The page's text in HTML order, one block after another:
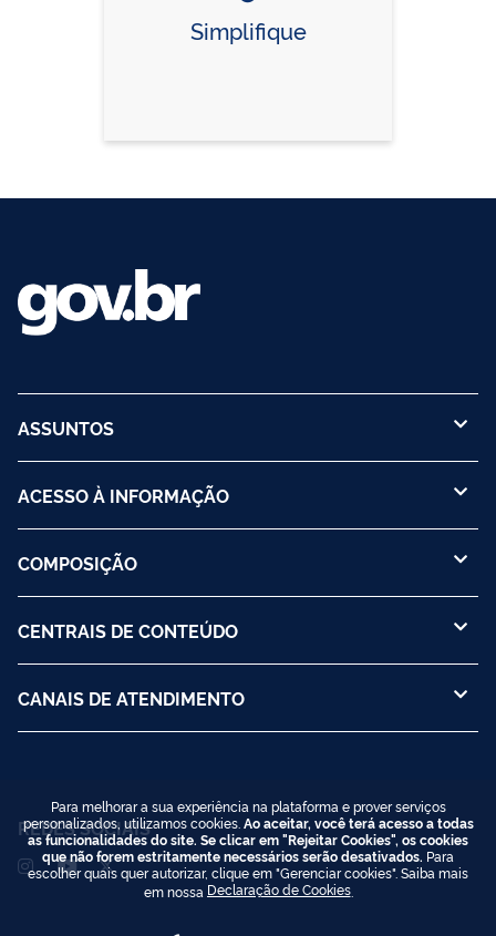
Simplifique
ASSUNTOS
ACESSO À INFORMAÇÃO
COMPOSIÇÃO
CENTRAIS DE CONTEÚDO
CANAIS DE ATENDIMENTO
REDES SOCIAIS
Para melhorar a sua experiência na plataforma e prover serviços
personalizados, utilizamos cookies. Ao aceitar, você terá acesso a todas
as funcionalidades do site. Se clicar em "Rejeitar Cookies", os cookies
que não forem estritamente necessários serão desativados. Para
escolher quais quer autorizar, clique em "Gerenciar cookies". Saiba mais
em nossa Declaração de Cookies.